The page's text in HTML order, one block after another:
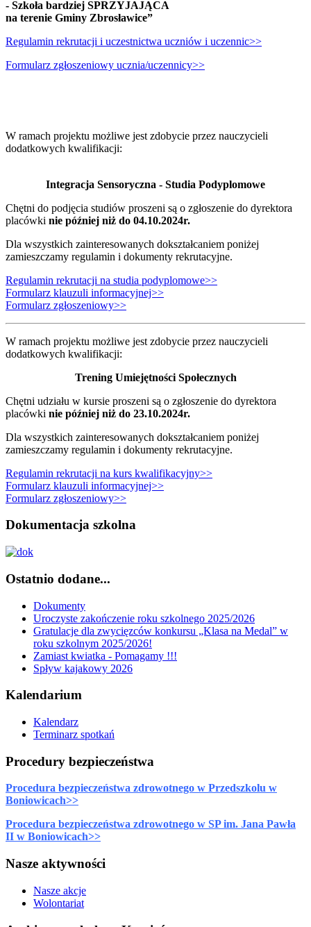
- Szkoła bardziej SPRZYJAJĄCA
na terenie Gminy Zbrosławice”
Regulamin rekrutacji i uczestnictwa uczniów i uczennic>>
Formularz zgłoszeniowy ucznia/uczennicy>>
W ramach projektu możliwe jest zdobycie przez nauczycieli
dodatkowych kwalifikacji:
Integracja Sensoryczna - Studia Podyplomowe
Chętni do podjęcia studiów proszeni są o zgłoszenie do dyrektora
placówki nie później niż do 04.10.2024r.
Dla wszystkich zainteresowanych dokształcaniem poniżej
zamieszczamy regulamin i dokumenty rekrutacyjne.
Regulamin rekrutacji na studia podyplomowe>>
Formularz klauzuli informacyjnej>>
Formularz zgłoszeniowy>>
W ramach projektu możliwe jest zdobycie przez nauczycieli
dodatkowych kwalifikacji:
Trening Umiejętności Społecznych
Chętni udziału w kursie proszeni są o zgłoszenie do dyrektora
placówki nie później niż do 23.10.2024r.
Dla wszystkich zainteresowanych dokształcaniem poniżej
zamieszczamy regulamin i dokumenty rekrutacyjne.
Regulamin rekrutacji na kurs kwalifikacyjny>>
Formularz klauzuli informacyjnej>>
Formularz zgłoszeniowy>>
Dokumentacja szkolna
Ostatnio dodane...
Dokumenty
Uroczyste zakończenie roku szkolnego 2025/2026
Gratulacje dla zwycięzców konkursu „Klasa na Medal” w
roku szkolnym 2025/2026!
Zamiast kwiatka - Pomagamy !!!
Spływ kajakowy 2026
Kalendarium
Kalendarz
Terminarz spotkań
Procedury bezpieczeństwa
Procedura bezpieczeństwa zdrowotnego w Przedszkolu w
Boniowicach>>
Procedura bezpieczeństwa zdrowotnego w SP im. Jana Pawła
II w Boniowicach>>
Nasze aktywności
Nasze akcje
Wolontariat